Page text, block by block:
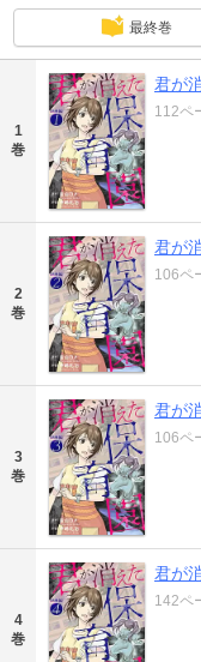
最終巻
1
巻
君が
112ペ
2
巻
君が
106ペ
3
巻
君が
106ペ
4
巻
君が
142ペ